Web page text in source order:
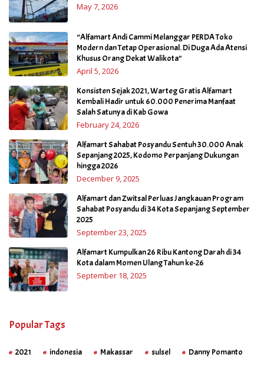
May 7, 2026
“Alfamart Andi Cammi Melanggar PERDA Toko
Modern dan Tetap Operasional. Di Duga Ada Atensi
Khusus Orang Dekat Walikota”
April 5, 2026
Konsisten Sejak 2021, Warteg Gratis Alfamart
Kembali Hadir untuk 60.000 Penerima Manfaat
Salah Satunya di Kab Gowa
February 24, 2026
Alfamart Sahabat Posyandu Sentuh 30.000 Anak
Sepanjang 2025, Kodomo Perpanjang Dukungan
hingga 2026
December 9, 2025
Alfamart dan Zwitsal Perluas Jangkauan Program
Sahabat Posyandu di 34 Kota Sepanjang September
2025
September 23, 2025
Alfamart Kumpulkan 26 Ribu Kantong Darah di 34
Kota dalam Momen Ulang Tahun ke-26
September 18, 2025
Popular Tags
2021 indonesia Makassar sulsel Danny Pomanto